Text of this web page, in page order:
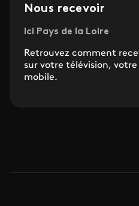
Nous recevoir
Ici Pays de la Loire
Retrouvez comment
sur votre télévision,
mobile.